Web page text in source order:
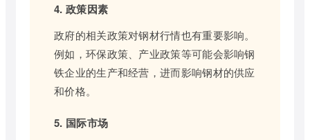
4. 政策因素
政府的相关政策对钢材行情也有重要影响。
例如，环保政策、产业政策等可能会影响钢
铁企业的生产和经营，进而影响钢材的供应
和价格。
5. 国际市场